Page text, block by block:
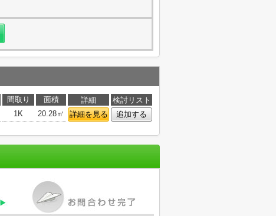
間取り 面積 詳細
検討リスト
1K 20.28㎡ 詳細を見る 追加する